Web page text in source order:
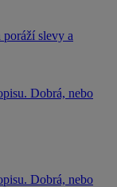
slevy a
Dobrá, nebo
Dobrá, nebo